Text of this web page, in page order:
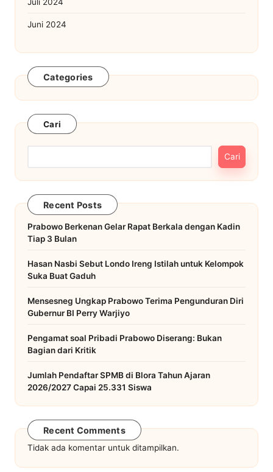
Juni 2024
Categories
Cari
Cari
Recent Posts
Prabowo Berkenan Gelar Rapat Berkala dengan Kadin
Tiap 3 Bulan
Hasan Nasbi Sebut Londo Ireng Istilah untuk Kelompok
Suka Buat Gaduh
Mensesneg Ungkap Prabowo Terima Pengunduran Diri
Gubernur BI Perry Warjiyo
Pengamat soal Pribadi Prabowo Diserang: Bukan
Bagian dari Kritik
Jumlah Pendaftar SPMB di Blora Tahun Ajaran
2026/2027 Capai 25.331 Siswa
Recent Comments
Tidak ada komentar untuk ditampilkan.